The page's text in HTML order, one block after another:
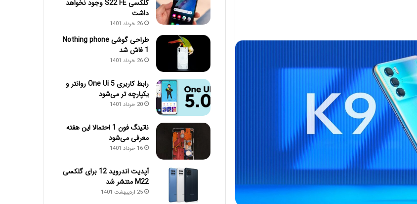
گلکسی S22 FE وجود نخواهد
داشت
26 خرداد 1401
طراحی گوشی Nothing phone
1 فاش شد
26 خرداد 1401
رابط کاربری One Ui 5 روانتر و
یکپارچه تر می‌شود
20 خرداد 1401
ناتینگ فون 1 احتمالا این هفته
معرفی می‌شود
16 خرداد 1401
آپدیت اندروید 12 برای گلکسی
M22 منتشر شد
25 اردیبهشت 1401